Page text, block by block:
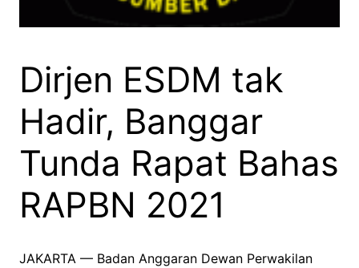
Dirjen ESDM tak
Hadir, Banggar
Tunda Rapat Bahas
RAPBN 2021
JAKARTA — Badan Anggaran Dewan Perwakilan